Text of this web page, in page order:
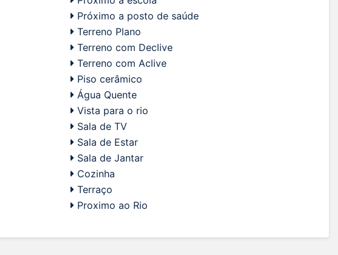
Próximo a posto de saúde
Terreno Plano
Terreno com Declive
Terreno com Aclive
Piso cerâmico
Água Quente
Vista para o rio
Sala de TV
Sala de Estar
Sala de Jantar
Cozinha
Terraço
Proximo ao Rio